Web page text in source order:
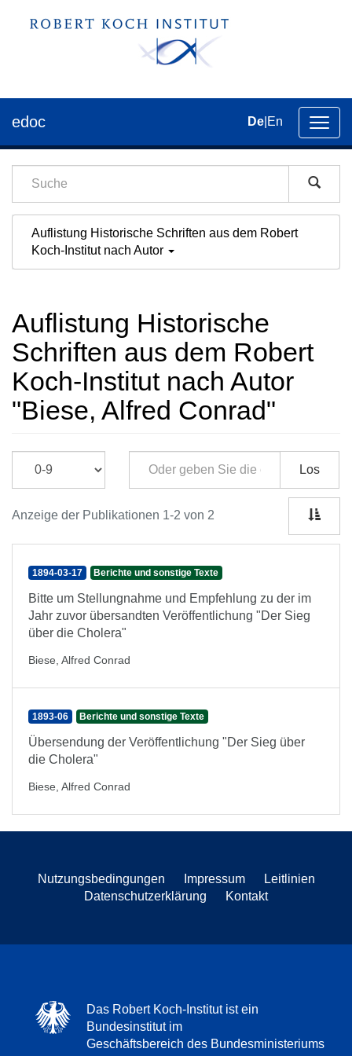
der
edoc De En
Auflistung Historische Schriften aus dem Robert
Koch-Institut nach Autor
Auflistung Historische
Schriften aus dem Robert
Koch-Institut nach Autor
"Biese, Alfred Conrad"
Los
Anzeige der Publikationen 1-2 von 2
1894-03-17 Berichte und sonstige Texte
Bitte um Stellungnahme und Empfehlung zu der im
Jahr zuvor übersandten Veröffentlichung "Der Sieg
über die Cholera"
Biese, Alfred Conrad
1893-06 Berichte und sonstige Texte
Übersendung der Veröffentlichung "Der Sieg über
die Cholera"
Biese, Alfred Conrad
Nutzungsbedingungen Impressum
Leitlinien
Datenschutzerklärung
Kontakt
Das Robert Koch-Institut ist ein
Bundesinstitut im
Geschäftsbereich des Bundesministeriums